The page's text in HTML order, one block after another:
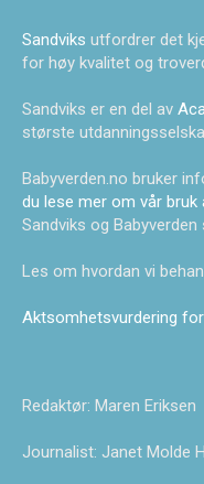
Sandviks utfordrer det
for høy kvalitet og
Sandviks er en del av
største
Babyverden.no bruker
du lese mer om vår
Sandviks og Babyverden
Les om hvordan vi
Aktsomhetsvurdering
Redaktør: Maren Eriksen
Journalist: Janet Molde